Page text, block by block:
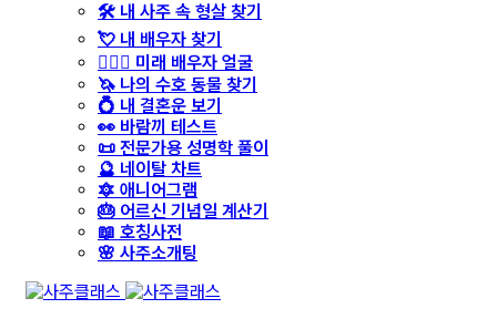
🛠️ 내 사주 속 형살 찾기
💘 내 배우자 찾기
👩‍❤️‍👨 미래 배우자 얼굴
🦄 나의 수호 동물 찾기
💍 내 결혼운 보기
👀 바람끼 테스트
📜 전문가용 성명학 풀이
🔮 네이탈 차트
🔯 애니어그램
🎂 어르신 기념일 계산기
📖 호칭사전
🌸 사주소개팅